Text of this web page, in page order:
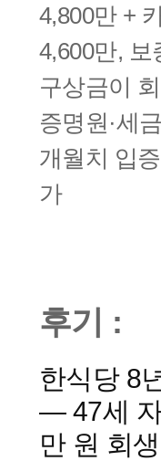
4,800만 +
4,600만,
구상금이
증명원·세
개월치 입
가
후기 :
한식당 8
— 47세
만 원 회